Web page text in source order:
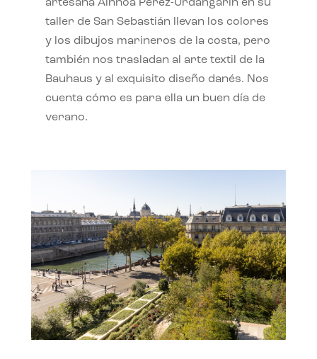
artesana Ainhoa Pérez-Urdangarín en su
taller de San Sebastián llevan los colores
y los dibujos marineros de la costa, pero
también nos trasladan al arte textil de la
Bauhaus y al exquisito diseño danés. Nos
cuenta cómo es para ella un buen día de
verano.